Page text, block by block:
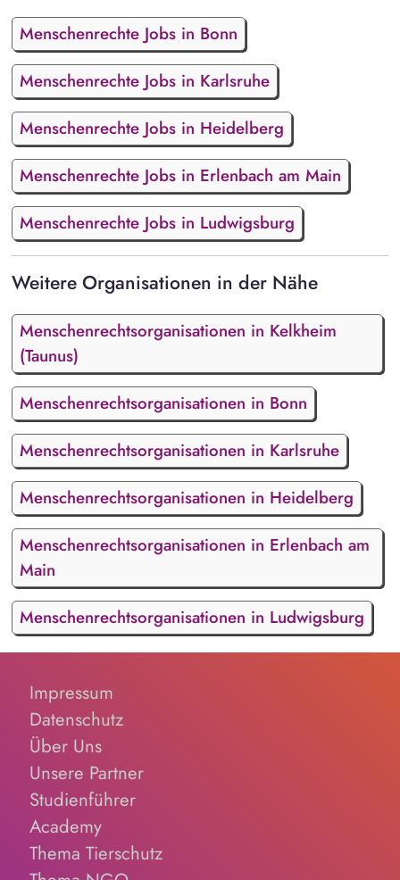
Menschenrechte Jobs in Bonn
Menschenrechte Jobs in Karlsruhe
Menschenrechte Jobs in Heidelberg
Menschenrechte Jobs in Erlenbach am Main
Menschenrechte Jobs in Ludwigsburg
Weitere Organisationen in der Nähe
Menschenrechtsorganisationen in Kelkheim
(Taunus)
Menschenrechtsorganisationen in Bonn
Menschenrechtsorganisationen in Karlsruhe
Menschenrechtsorganisationen in Heidelberg
Menschenrechtsorganisationen in Erlenbach am
Main
Menschenrechtsorganisationen in Ludwigsburg
Impressum
Datenschutz
Über Uns
Unsere Partner
Studienführer
Academy
Thema Tierschutz